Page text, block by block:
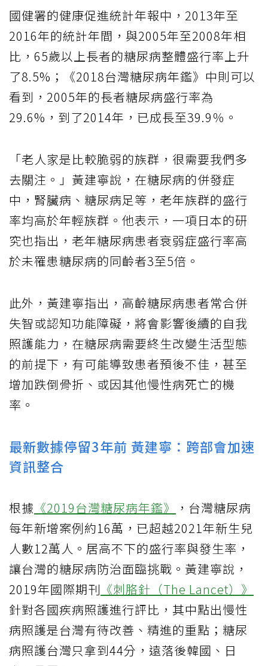
國健署的健康促進統計年報中，2013年至
2016年的統計年間，與2005年至2008年相
比，65歲以上長者的糖尿病整體盛行率上升
了8.5%；《2018台灣糖尿病年鑑》中則可以
看到，2005年的長者糖尿病盛行率為
29.6%，到了2014年，已成長至39.9％。
「老人家是比較脆弱的族群，很需要我們多
去關注。」黃建寧說，在糖尿病的併發症
中，腎臟病、糖尿病足等，老年族群的盛行
率均高於年輕族群。他表示，一項日本的研
究也指出，老年糖尿病患者衰弱症盛行率高
於未罹患糖尿病的同齡者3至5倍。
此外，黃建寧指出，高齡糖尿病患者常合併
失智或認知功能障礙，將會影響後續的自我
照護能力，在糖尿病需要終生改變生活型態
的前提下，有可能導致患者預後不佳，甚至
增加跌倒骨折、或因其他慢性病死亡的機
率。
最新數據停留3年前 黃建寧：跨部會加速
資訊整合
根據 《2019台灣糖尿病年鑑》
，台灣糖尿病
每年新增案例約16萬，已超越2021年新生兒
人數12萬人。居高不下的盛行率與發生率，
讓台灣的糖尿病防治面臨挑戰。黃建寧說，
2019年國際期刊 《刺胳針（The Lancet）》
針對各國疾病照護進行評比，其中點出慢性
病照護是台灣有待改善、精進的重點；糖尿
病照護台灣只拿到44分，遠落後韓國、日